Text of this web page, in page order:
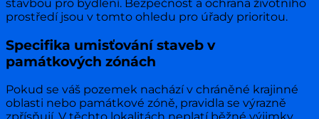
stavbou pro bydlení. Bezpečnost a ochrana životního
prostředí jsou v tomto ohledu pro úřady prioritou.
Specifika umisťování staveb v
památkových zónách
Pokud se váš pozemek nachází v chráněné krajinné
oblasti nebo památkové zóně, pravidla se výrazně